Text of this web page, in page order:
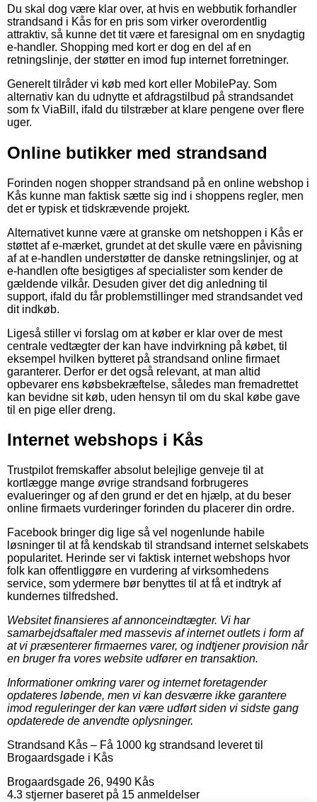
Du skal dog være klar over, at hvis en webbutik forhandler
strandsand i Kås for en pris som virker overordentlig
attraktiv, så kunne det tit være et faresignal om en snydagtig
e-handler. Shopping med kort er dog en del af en
retningslinje, der støtter en imod fup internet forretninger.
Generelt tilråder vi køb med kort eller MobilePay. Som
alternativ kan du udnytte et afdragstilbud på strandsandet
som fx ViaBill, ifald du tilstræber at klare pengene over flere
uger.
Online butikker med strandsand
Forinden nogen shopper strandsand på en online webshop i
Kås kunne man faktisk sætte sig ind i shoppens regler, men
det er typisk et tidskrævende projekt.
Alternativet kunne være at granske om netshoppen i Kås er
støttet af e-mærket, grundet at det skulle være en påvisning
af at e-handlen understøtter de danske retningslinjer, og at
e-handlen ofte besigtiges af specialister som kender de
gældende vilkår. Desuden giver det dig anledning til
support, ifald du får problemstillinger med strandsandet ved
dit indkøb.
Ligeså stiller vi forslag om at køber er klar over de mest
centrale vedtægter der kan have indvirkning på købet, til
eksempel hvilken bytteret på strandsand online firmaet
garanterer. Derfor er det også relevant, at man altid
opbevarer ens købsbekræftelse, således man fremadrettet
kan bevidne sit køb, uden hensyn til om du skal købe gave
til en pige eller dreng.
Internet webshops i Kås
Trustpilot fremskaffer absolut belejlige genveje til at
kortlægge mange øvrige strandsand forbrugeres
evalueringer og af den grund er det en hjælp, at du beser
online firmaets vurderinger forinden du placerer din ordre.
Facebook bringer dig lige så vel nogenlunde habile
løsninger til at få kendskab til strandsand internet selskabets
popularitet. Herinde ser vi faktisk internet webshops hvor
folk kan offentliggøre en vurdering af virksomhedens
service, som ydermere bør benyttes til at få et indtryk af
kundernes tilfredshed.
Websitet finansieres af annonceindtægter. Vi har
samarbejdsaftaler med massevis af internet outlets i form af
at vi præsenterer firmaernes varer, og indtjener provision når
en bruger fra vores website udfører en transaktion.
Informationer omkring varer og internet foretagender
opdateres løbende, men vi kan desværre ikke garantere
imod reguleringer der kan være udført siden vi sidste gang
opdaterede de anvendte oplysninger.
Strandsand Kås – Få 1000 kg strandsand leveret til
Brogaardsgade i Kås
Brogaardsgade 26, 9490 Kås
4.3 stjerner baseret på 15 anmeldelser